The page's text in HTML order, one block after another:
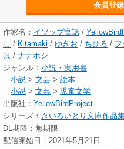
会員登
作家名： イソップ寓話 /
し / Kitamaki / ゆきお / ちひろ / フ
ほ / ナナホシ
ジャンル： 小説・実用書
小説 > 文芸 > 絵本
小説 > 文芸 > 児童文学
出版社： YellowBirdProject
シリーズ： きいろいとり文庫作品
DL期限：無期限
配信開始日：2021年5月21日